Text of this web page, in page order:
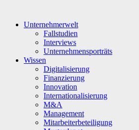
Unternehmerwelt
Fallstudien
Interviews
Unternehmensporträts
Wissen
Digitalisierung
Finanzierung
Innovation
Internationalisierung
M&A
Management
Mitarbeiterbeteiligung